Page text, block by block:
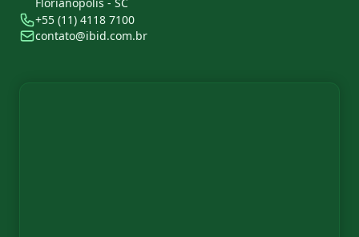
+55 (11) 4118 7100
contato@ibid.com.br